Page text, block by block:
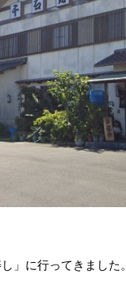
」に行ってきました。